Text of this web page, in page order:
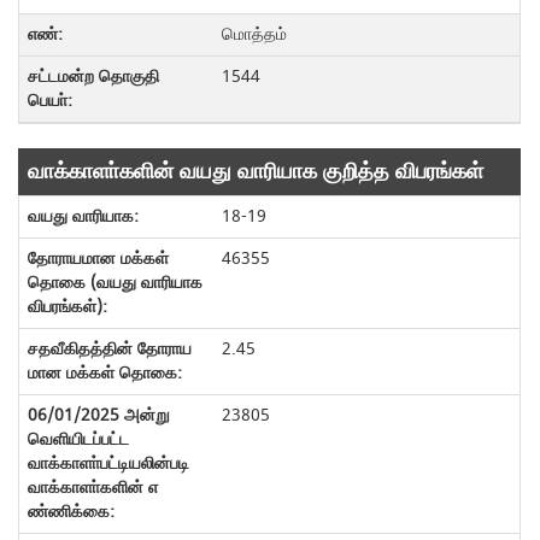
மொத்தம்
1544
வாக்காளா்களின் வயது வாரியாக குறித்த விபரங்கள்
18-19
46355
2.45
23805